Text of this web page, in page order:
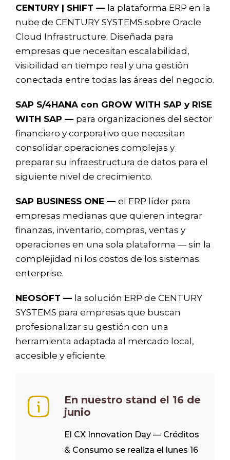
CENTURY | SHIFT — la plataforma ERP en la
nube de CENTURY SYSTEMS sobre Oracle
Cloud Infrastructure. Diseñada para
empresas que necesitan escalabilidad,
visibilidad en tiempo real y una gestión
conectada entre todas las áreas del negocio.
SAP S/4HANA con GROW WITH SAP y RISE
WITH SAP — para organizaciones del sector
financiero y corporativo que necesitan
consolidar operaciones complejas y
preparar su infraestructura de datos para el
siguiente nivel de crecimiento.
SAP BUSINESS ONE — el ERP líder para
empresas medianas que quieren integrar
finanzas, inventario, compras, ventas y
operaciones en una sola plataforma — sin la
complejidad ni los costos de los sistemas
enterprise.
NEOSOFT — la solución ERP de CENTURY
SYSTEMS para empresas que buscan
profesionalizar su gestión con una
herramienta adaptada al mercado local,
accesible y eficiente.
En nuestro stand el 16 de
junio
El CX Innovation Day — Créditos
& Consumo se realiza el lunes 16